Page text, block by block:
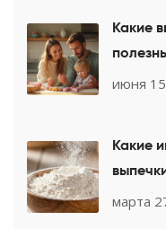
Какие
июня
Какие
марта